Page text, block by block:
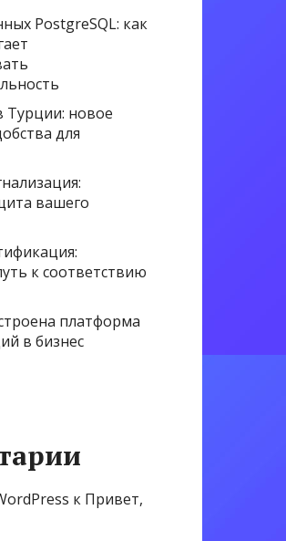
PostgreSQL: как
Турции: новое
для
вашего
к соответствию
платформа
в бизнес
к Привет,